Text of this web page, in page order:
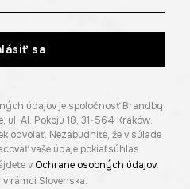
sa
údajov je spoločnosť Brandbq
ul. Al. Pokoju 18, 31-564 Kraków.
odvolať. Nezabudnite, že v súlade
vaše údaje pokiaľ súhlas
v Ochrane osobných údajov.
v rámci Slovenska.